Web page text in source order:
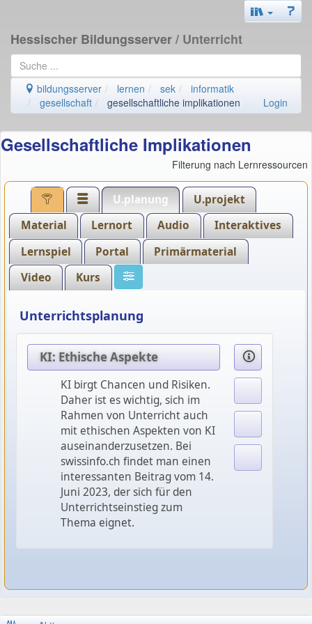
Hessischer Bildungsserver/ Unterricht
bildungsserver lernen sek
informatik
gesellschaft
gesellschaftliche implikationen Login
Gesellschaftliche Implikationen
Filterung nach Lernressourcen
U.planung
U.projekt
Material
Lernort Audio
Interaktives
Lernspiel
Portal
Primärmaterial
Video
Kurs
Unterrichtsplanung
KI: Ethische Aspekte
KI birgt Chancen und Risiken.
Daher ist es wichtig, sich im
Rahmen von Unterricht auch
mit ethischen Aspekten von KI
auseinanderzusetzen. Bei
swissinfo.ch findet man einen
interessanten Beitrag vom 14.
Juni 2023, der sich für den
Unterrichtseinstieg zum
Thema eignet.